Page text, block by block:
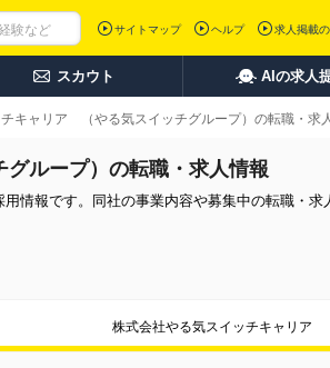
サイトマップ ヘルプ 求人掲載
スカウト AIの求人
キャリア （やる気スイッチグループ）の転職・求
ループ）の転職・求人情報
情報です。同社の事業内容や募集中の転職・求
株式会社やる気スイッチキャリア